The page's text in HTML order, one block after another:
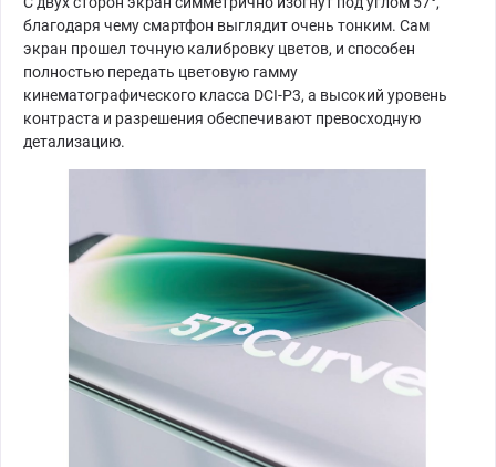
благодаря чему смартфон выглядит очень тонким. Сам
экран прошел точную калибровку цветов, и способен
полностью передать цветовую гамму
кинематографического класса DCI-P3, а высокий уровень
контраста и разрешения обеспечивают превосходную
детализацию.